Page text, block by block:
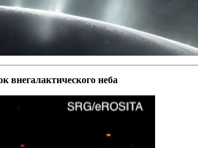
внегалактического неба